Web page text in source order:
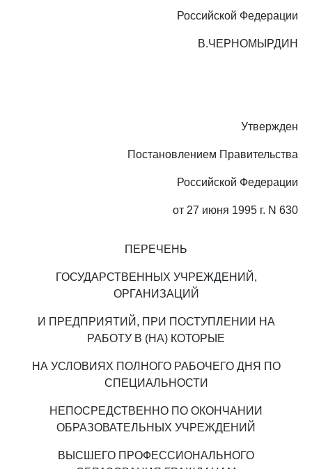
Российской Федерации
В.ЧЕРНОМЫРДИН
Утвержден
Постановлением Правительства
Российской Федерации
от 27 июня 1995 г. N 630
ПЕРЕЧЕНЬ
ГОСУДАРСТВЕННЫХ УЧРЕЖДЕНИЙ,
ОРГАНИЗАЦИЙ
И ПРЕДПРИЯТИЙ, ПРИ ПОСТУПЛЕНИИ НА
РАБОТУ В (НА) КОТОРЫЕ
НА УСЛОВИЯХ ПОЛНОГО РАБОЧЕГО ДНЯ ПО
СПЕЦИАЛЬНОСТИ
НЕПОСРЕДСТВЕННО ПО ОКОНЧАНИИ
ОБРАЗОВАТЕЛЬНЫХ УЧРЕЖДЕНИЙ
ВЫСШЕГО ПРОФЕССИОНАЛЬНОГО